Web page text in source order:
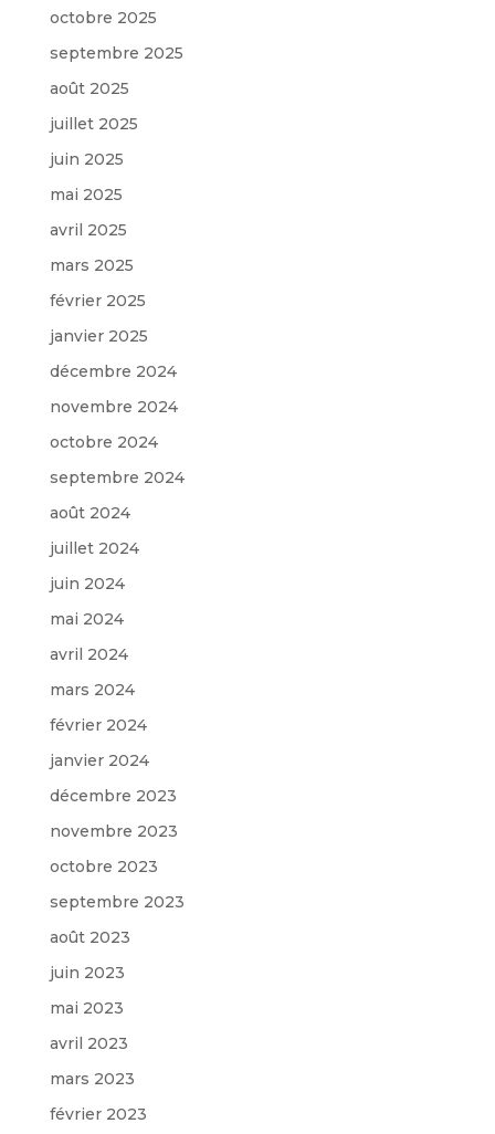
octobre 2025
septembre 2025
août 2025
juillet 2025
juin 2025
mai 2025
avril 2025
mars 2025
février 2025
janvier 2025
décembre 2024
novembre 2024
octobre 2024
septembre 2024
août 2024
juillet 2024
juin 2024
mai 2024
avril 2024
mars 2024
février 2024
janvier 2024
décembre 2023
novembre 2023
octobre 2023
septembre 2023
août 2023
juin 2023
mai 2023
avril 2023
mars 2023
février 2023